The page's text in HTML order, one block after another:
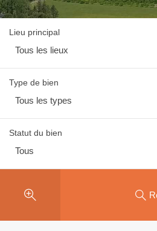
Lieu principal
Tous les lieux
Type de bien
Tous les types
Statut du bien
Tous